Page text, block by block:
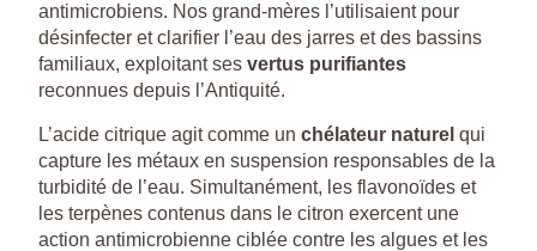
antimicrobiens. Nos grand-mères l’utilisaient pour
désinfecter et clarifier l’eau des jarres et des bassins
familiaux, exploitant ses vertus purifiantes
reconnues depuis l’Antiquité.
L’acide citrique agit comme un chélateur naturel qui
capture les métaux en suspension responsables de la
turbidité de l’eau. Simultanément, les flavonoïdes et
les terpènes contenus dans le citron exercent une
action antimicrobienne ciblée contre les algues et les